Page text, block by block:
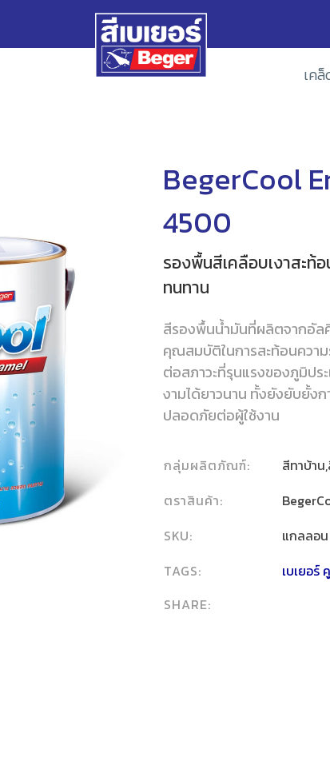
เค
BegerCool
4500
รองพื้นสีเคลือบเงาสะท้
ทนทาน
สีรองพื้นน้ำมันที่ผลิตจากอัล
คุณสมบัติในการสะท้อนควา
ต่อสภาวะที่รุนแรงของภูมิปร
งามได้ยาวนาน ทั้งยังยับยั้งก
ปลอดภัยต่อผู้ใช้งาน
กลุ่มผลิตภัณฑ์:
สีทาบ้าน
ตราสินค้า:
SKU:
แกลลอน
TAGS:
เบเยอร์
SHARE: